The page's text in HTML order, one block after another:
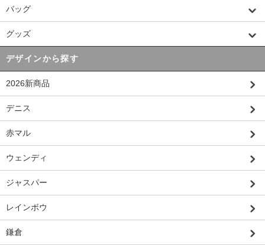
バッグ
グッズ
デザインから探す
2026新商品
デニス
赤マル
ウェンディ
ジャスパー
レインボウ
鎌倉